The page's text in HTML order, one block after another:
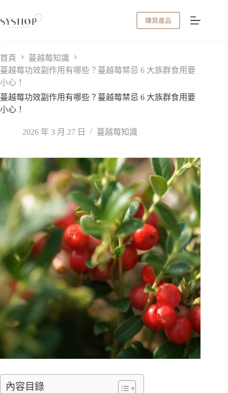
至
內
容
購買產品
首頁
蔓越莓知識
蔓越莓功效副作用有哪些？蔓越莓禁忌 6 大族群食用要
小心！
蔓越莓功效副作用有哪些？蔓越莓禁忌 6 大族群食用要
小心！
2026 年 3 月 27 日 蔓越莓知識
內容目錄